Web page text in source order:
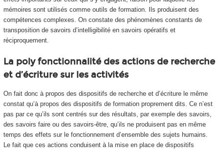
mémoires sont utilisés comme outils de formation. Ils produisent des
compétences complexes. On constate des phénomènes constants de
transposition de savoirs d’intelligibilité en savoirs opératifs et
réciproquement.
La poly fonctionnalité des actions de recherche
et d’écriture sur les activités
On fait donc à propos des dispositifs de recherche et d’écriture le même
constat qu’à propos des dispositifs de formation proprement dits. Ce n’est
pas par ce qu’ils sont centrés sur des résultats, par exemple des savoirs,
des savoirs faire ou des savoirs-être, qu’ils ne produisent pas en même
temps des effets sur le fonctionnement d’ensemble des sujets humains.
Le fait que ces actions conduisent à la mise en place de dispositifs